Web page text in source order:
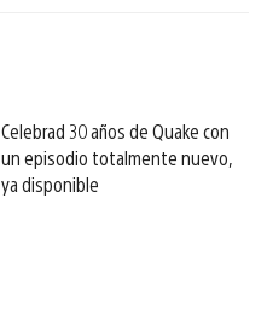
Celebrad 30 años de Quake con
un episodio totalmente nuevo,
ya disponible